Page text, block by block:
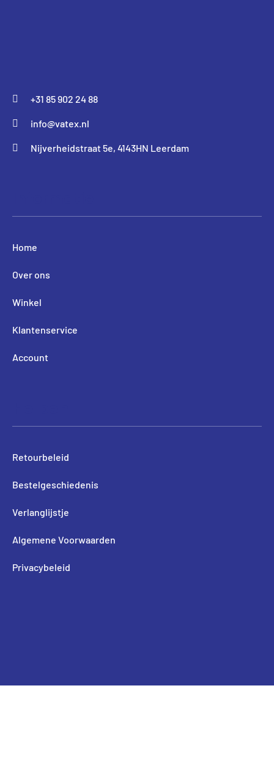
+31 85 902 24 88
info@vatex.nl
Nijverheidstraat 5e, 4143HN Leerdam
Home
Over ons
Winkel
Klantenservice
Account
Retourbeleid
Bestelgeschiedenis
Verlanglijstje
Algemene Voorwaarden
Privacybeleid